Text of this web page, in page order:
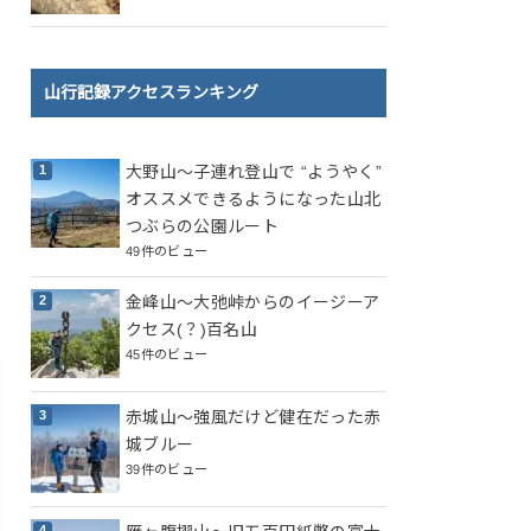
山行記録アクセスランキング
大野山～子連れ登山で “ようやく”
オススメできるようになった山北
つぶらの公園ルート
49件のビュー
金峰山～大弛峠からのイージーア
クセス(？)百名山
45件のビュー
赤城山～強風だけど健在だった赤
城ブルー
39件のビュー